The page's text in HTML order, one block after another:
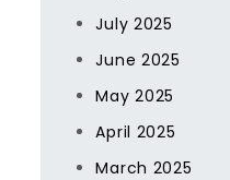
July 2025
June 2025
May 2025
April 2025
March 2025